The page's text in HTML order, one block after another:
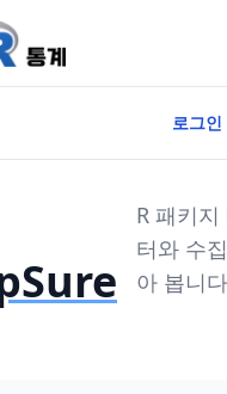
로그인
R 패키
터와 수
아 봅니